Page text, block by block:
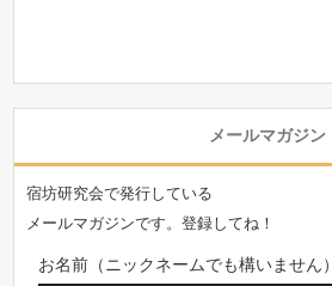
メールマガジン
宿坊研究会で発行している
メールマガジンです。登録してね！
お名前（ニックネームでも構いません）